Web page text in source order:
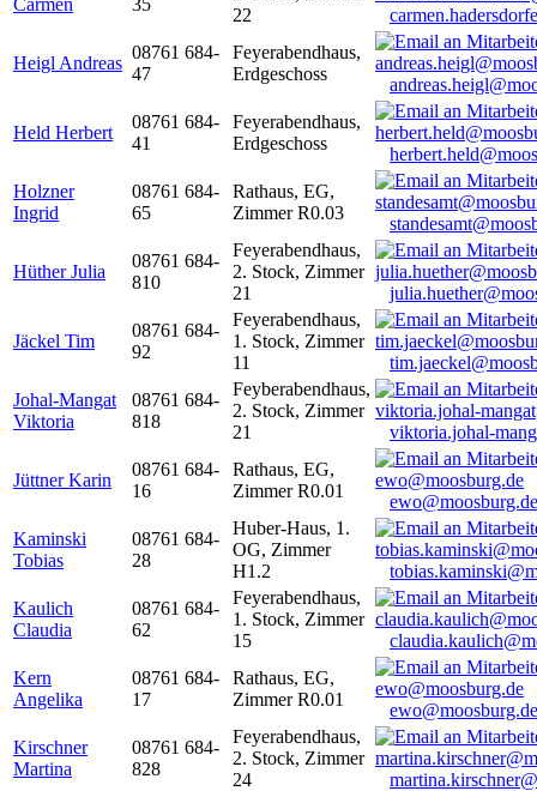
Carmen
35
22
Heigl Andreas
08761 684-
47
Feyerabendhaus,
Erdgeschoss
Held Herbert
08761 684-
41
Feyerabendhaus,
Erdgeschoss
Holzner
Ingrid
08761 684-
65
Rathaus, EG,
Zimmer R0.03
Hüther Julia
08761 684-
810
Feyerabendhaus,
2. Stock, Zimmer
21
Jäckel Tim
08761 684-
92
Feyerabendhaus,
1. Stock, Zimmer
11
Johal-Mangat
Viktoria
08761 684-
818
Feyberabendhaus,
2. Stock, Zimmer
21
viktoria.johal-
Jüttner Karin
08761 684-
16
Rathaus, EG,
Zimmer R0.01
ewo@moosburg.de
Kaminski
Tobias
08761 684-
28
Huber-Haus, 1.
OG, Zimmer
H1.2
Kaulich
Claudia
08761 684-
62
Feyerabendhaus,
1. Stock, Zimmer
15
Kern
Angelika
08761 684-
17
Rathaus, EG,
Zimmer R0.01
ewo@moosburg.de
Kirschner
Martina
08761 684-
828
Feyerabendhaus,
2. Stock, Zimmer
24